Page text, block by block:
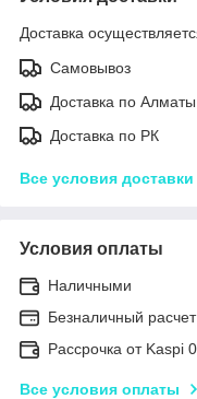
Доставка
Самовывоз
Доставка по Алматы
Доставка по РК
Все условия доставки
Условия оплаты
Наличными
Безналичный расчет
Рассрочка от Kaspi
Все условия оплаты